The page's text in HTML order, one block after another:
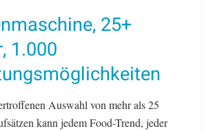
25+
1.000
Auswahl von mehr als 25
kann jedem Food-Trend, jeder